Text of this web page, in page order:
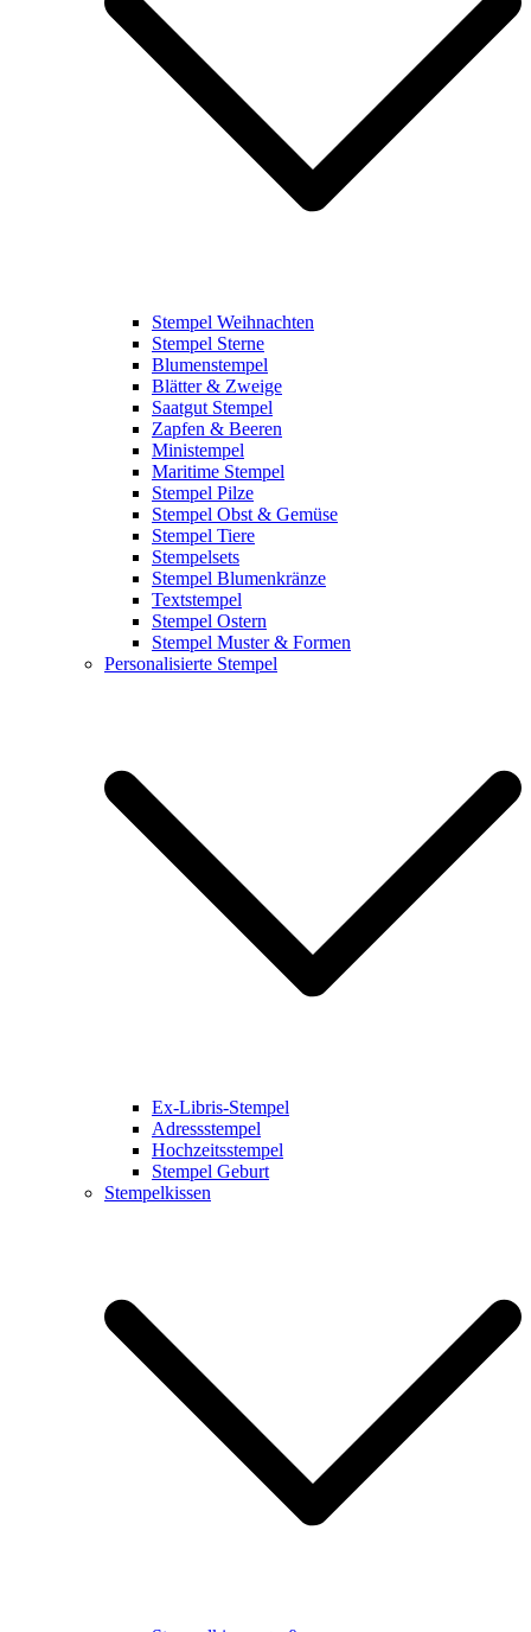
Stempel Weihnachten
Stempel Sterne
Blumenstempel
Blätter & Zweige
Saatgut Stempel
Zapfen & Beeren
Ministempel
Maritime Stempel
Stempel Pilze
Stempel Obst & Gemüse
Stempel Tiere
Stempelsets
Stempel Blumenkränze
Textstempel
Stempel Ostern
Stempel Muster & Formen
Personalisierte Stempel
Ex-Libris-Stempel
Adressstempel
Hochzeitsstempel
Stempel Geburt
Stempelkissen